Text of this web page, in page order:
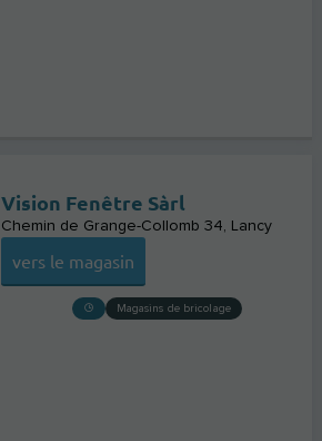
Vision Fenêtre Sàrl
Chemin de Grange-Collomb 34 Lancy
vers le magasin
Magasins de bricolage